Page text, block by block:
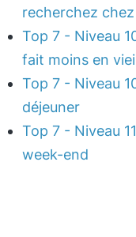
recherchez
Top 7 - Niveau
fait moins en
Top 7 - Niveau
déjeuner
Top 7 - Niveau
week-end